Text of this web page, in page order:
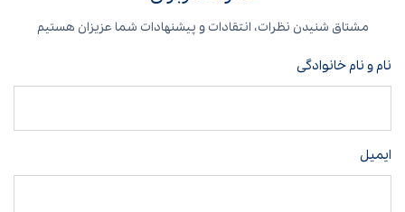
مشتاق شنیدن نظرات، انتقادات و پیشنهادات شما عزیزان هستیم
نام و نام خانوادگی
ایمیل